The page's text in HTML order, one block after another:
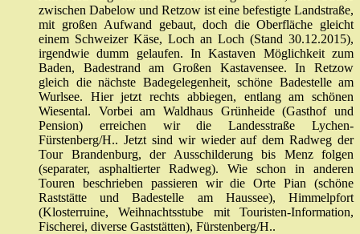
zwischen Dabelow und Retzow ist eine befestigte Landstraße,
mit großen Aufwand gebaut, doch die Oberfläche gleicht
einem Schweizer Käse, Loch an Loch (Stand 30.12.2015),
irgendwie dumm gelaufen. In Kastaven Möglichkeit zum
Baden, Badestrand am Großen Kastavensee. In Retzow
gleich die nächste Badegelegenheit, schöne Badestelle am
Wurlsee. Hier jetzt rechts abbiegen, entlang am schönen
Wiesental. Vorbei am Waldhaus Grünheide (Gasthof und
Pension) erreichen wir die Landesstraße Lychen-
Fürstenberg/H.. Jetzt sind wir wieder auf dem Radweg der
Tour Brandenburg, der Ausschilderung bis Menz folgen
(separater, asphaltierter Radweg). Wie schon in anderen
Touren beschrieben passieren wir die Orte Pian (schöne
Raststätte und Badestelle am Haussee), Himmelpfort
(Klosterruine, Weihnachtsstube mit Touristen-Information,
Fischerei, diverse Gaststätten), Fürstenberg/H..